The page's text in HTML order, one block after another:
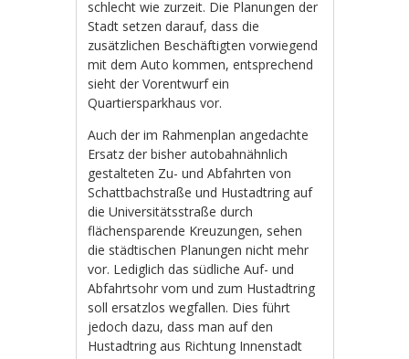
schlecht wie zurzeit. Die Planungen der
Stadt setzen darauf, dass die
zusätzlichen Beschäftigten vorwiegend
mit dem Auto kommen, entsprechend
sieht der Vorentwurf ein
Quartiersparkhaus vor.
Auch der im Rahmenplan angedachte
Ersatz der bisher autobahnähnlich
gestalteten Zu- und Abfahrten von
Schattbachstraße und Hustadtring auf
die Universitätsstraße durch
flächensparende Kreuzungen, sehen
die städtischen Planungen nicht mehr
vor. Lediglich das südliche Auf- und
Abfahrtsohr vom und zum Hustadtring
soll ersatzlos wegfallen. Dies führt
jedoch dazu, dass man auf den
Hustadtring aus Richtung Innenstadt